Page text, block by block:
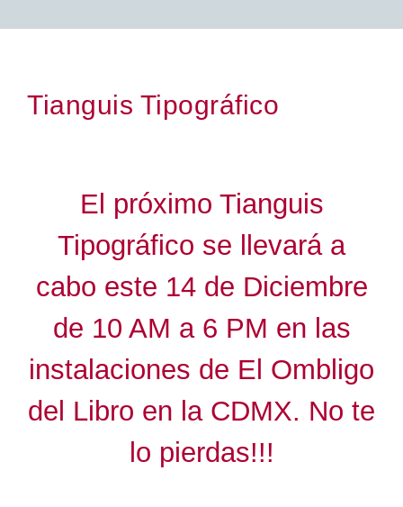
Tianguis Tipográfico
El próximo Tianguis
Tipográfico se llevará a
cabo este 14 de Diciembre
de 10 AM a 6 PM en las
instalaciones de El Ombligo
del Libro en la CDMX. No te
lo pierdas!!!